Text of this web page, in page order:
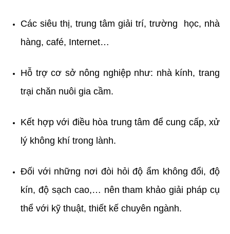
Các siêu thị, trung tâm giải trí, trường học, nhà
hàng, café, Internet…
Hỗ trợ cơ sở nông nghiệp như: nhà kính, trang
trại chăn nuôi gia cầm.
Kết hợp với điều hòa trung tâm để cung cấp, xử
lý không khí trong lành.
Đối với những nơi đòi hỏi độ ẩm không đổi, độ
kín, độ sạch cao,… nên tham khảo giải pháp cụ
thể với kỹ thuật, thiết kế chuyên ngành.